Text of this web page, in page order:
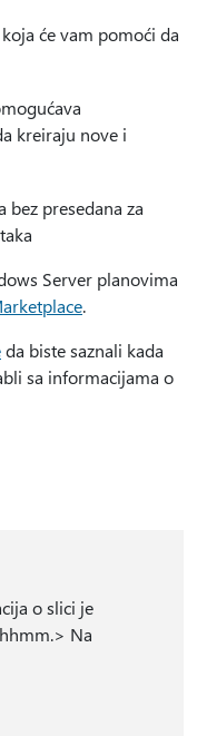
će vam pomoći da
kreiraju nove i
presedana za
Server planovima
.
da biste saznali kada
sa informacijama o
o slici je
Na